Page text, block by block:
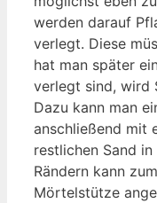
werden darauf
verlegt. Diese
hat man später
verlegt sind, wird
Dazu kann man
anschließend mit
restlichen Sand
Rändern kann
Mörtelstütze